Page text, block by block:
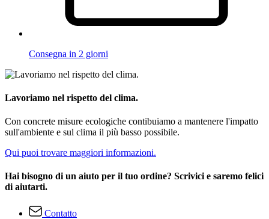
Consegna in 2 giorni
Lavoriamo nel rispetto del clima.
Con concrete misure ecologiche contibuiamo a mantenere l'impatto
sull'ambiente e sul clima il più basso possibile.
Qui puoi trovare maggiori informazioni.
Hai bisogno di un aiuto per il tuo ordine? Scrivici e saremo felici
di aiutarti.
Contatto